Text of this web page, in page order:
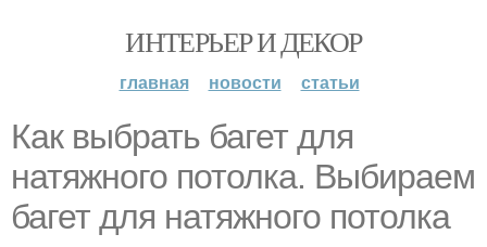
ИНТЕРЬЕР И ДЕКОР
главная новости статьи
Как выбрать багет для
натяжного потолка. Выбираем
багет для натяжного потолка